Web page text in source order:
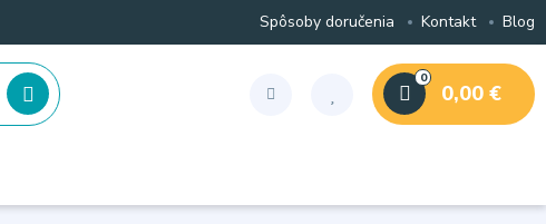
Spôsoby doručenia Kontakt Blog
0
0,00 €